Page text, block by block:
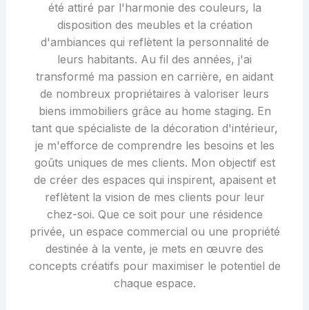
été attiré par l'harmonie des couleurs, la
disposition des meubles et la création
d'ambiances qui reflètent la personnalité de
leurs habitants. Au fil des années, j'ai
transformé ma passion en carrière, en aidant
de nombreux propriétaires à valoriser leurs
biens immobiliers grâce au home staging. En
tant que spécialiste de la décoration d'intérieur,
je m'efforce de comprendre les besoins et les
goûts uniques de mes clients. Mon objectif est
de créer des espaces qui inspirent, apaisent et
reflètent la vision de mes clients pour leur
chez-soi. Que ce soit pour une résidence
privée, un espace commercial ou une propriété
destinée à la vente, je mets en œuvre des
concepts créatifs pour maximiser le potentiel de
chaque espace.